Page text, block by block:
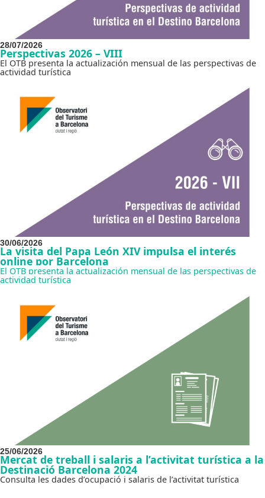
28/07/2026
Perspectivas 2026 – VIII
El OTB presenta la actualización mensual de las perspectivas de
actividad turística
30/06/2026
La visita del Papa León XIV impulsa el interés
online por Barcelona
El OTB presenta la actualización mensual de las perspectivas de
actividad turística
25/06/2026
Mercat de treball i salaris a l’activitat turística a la
Destinació Barcelona 2024
Consulta les dades d’ocupació i salaris de l’activitat turística